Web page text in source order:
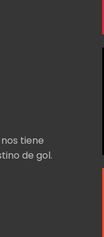
tiene
de gol.